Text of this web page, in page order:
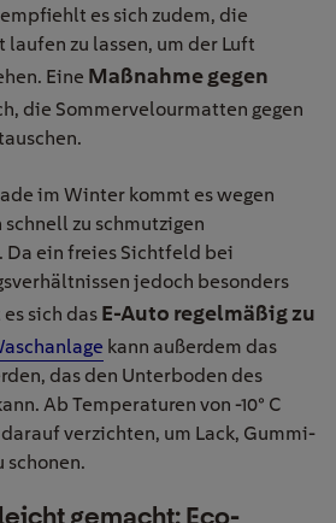
es sich zudem, die
zu lassen, um der Luft
Eine Maßnahme gegen
die Sommervelourmatten gegen
im Winter kommt es wegen
zu schmutzigen
ein freies Sichtfeld bei
jedoch besonders
sich das E-Auto regelmäßig zu
kann außerdem das
das den Unterboden des
Ab Temperaturen von -10° C
verzichten, um Lack, Gummi-
schonen.
gemacht: Eco-